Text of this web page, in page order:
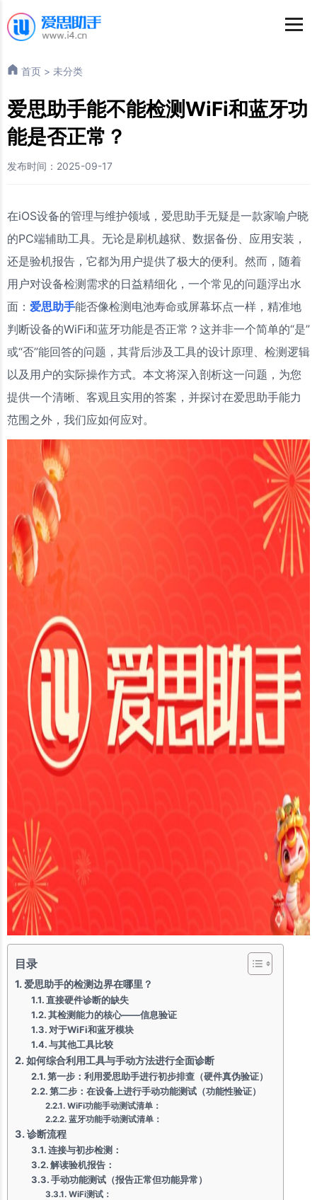
首页 > 未分类
爱思助手能不能检测WiFi和蓝牙功
能是否正常？
发布时间：2025-09-17
在iOS设备的管理与维护领域，爱思助手无疑是一款家喻户晓
的PC端辅助工具。无论是刷机越狱、数据备份、应用安装，
还是验机报告，它都为用户提供了极大的便利。然而，随着
用户对设备检测需求的日益精细化，一个常见的问题浮出水
面： 爱思助手能否像检测电池寿命或屏幕坏点一样，精准地
判断设备的WiFi和蓝牙功能是否正常？这并非一个简单的“是”
或“否”能回答的问题，其背后涉及工具的设计原理、检测逻辑
以及用户的实际操作方式。本文将深入剖析这一问题，为您
提供一个清晰、客观且实用的答案，并探讨在爱思助手能力
范围之外，我们应如何应对。
目录
爱思助手的检测边界在哪里？
直接硬件诊断的缺失
其检测能力的核心——信息验证
对于WiFi和蓝牙模块
与其他工具比较
如何综合利用工具与手动方法进行全面诊断
第一步：利用爱思助手进行初步排查（硬件真伪验证）
第二步：在设备上进行手动功能测试（功能性验证）
WiFi功能手动测试清单：
蓝牙功能手动测试清单：
诊断流程
连接与初步检测：
解读验机报告：
手动功能测试（报告正常但功能异常）
WiFi测试：